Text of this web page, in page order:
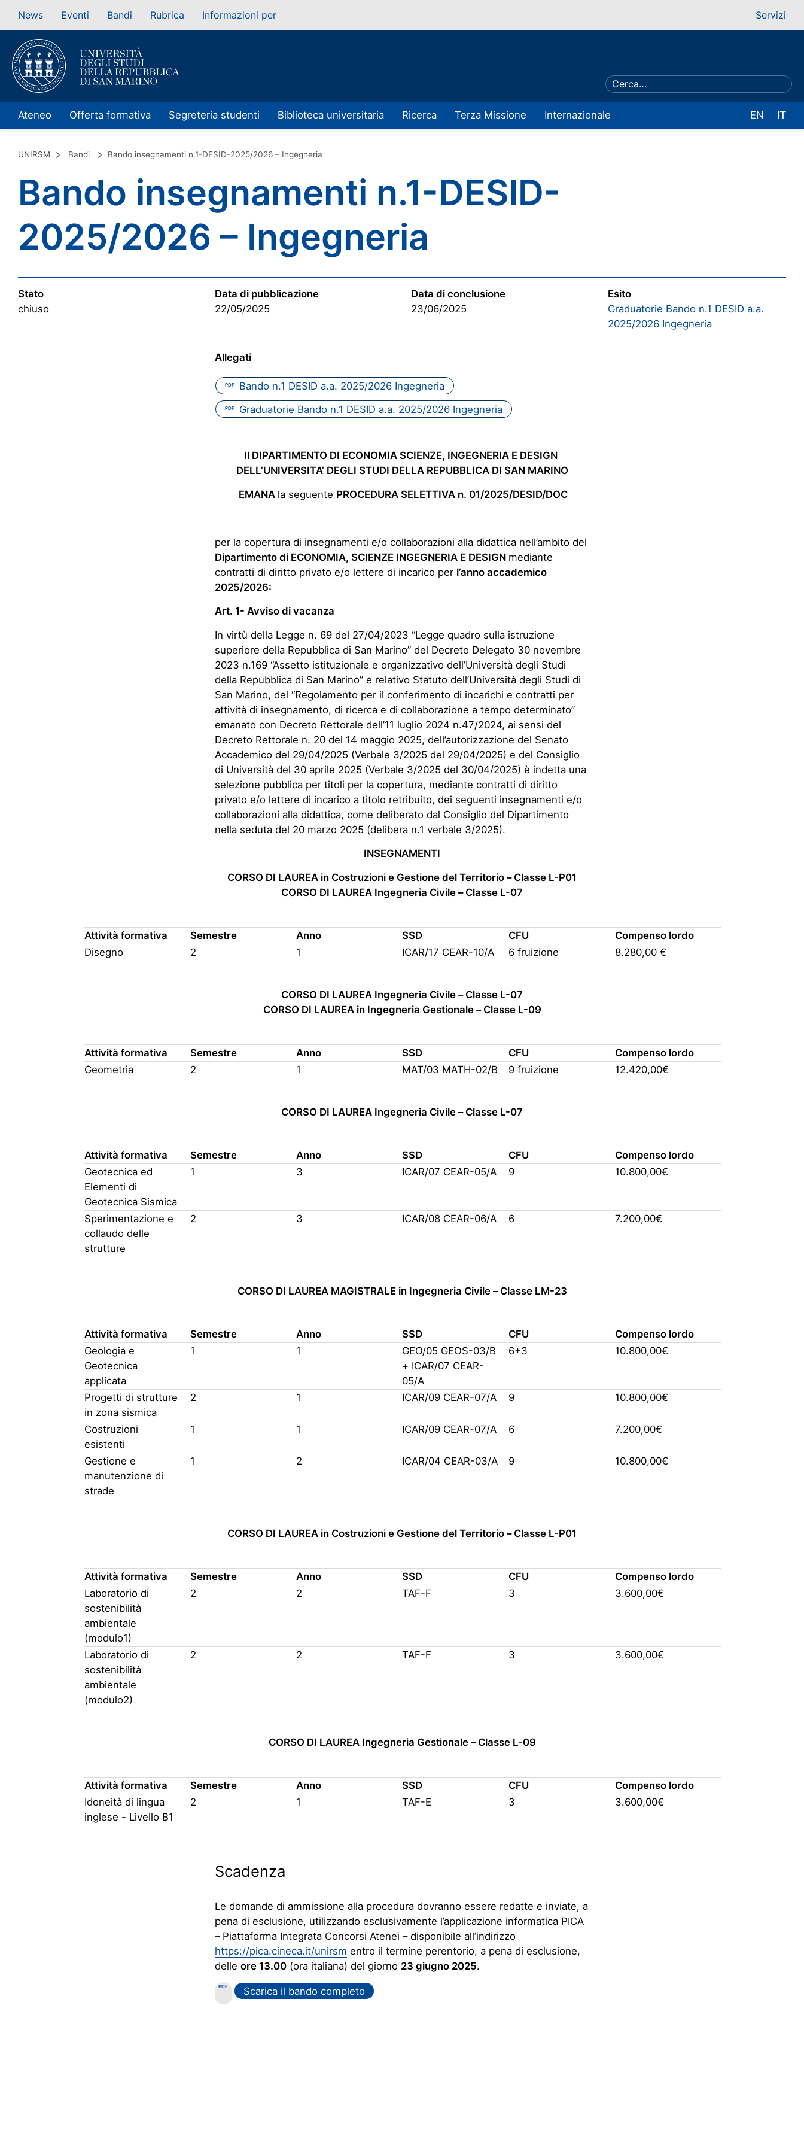
News Eventi Bandi Rubrica Informazioni per Servizi
Ateneo Offerta formativa Segreteria studenti Biblioteca universitaria Ricerca Terza Missione Internazionale EN IT
UNIRSM Bandi Bando insegnamenti n.1-DESID-2025/2026 – Ingegneria
Bando insegnamenti n.1-DESID-
2025/2026 – Ingegneria
Stato
chiuso
Data di pubblicazione
22/05/2025
Data di conclusione
23/06/2025
Esito
Graduatorie Bando n.1 DESID a.a.
2025/2026 Ingegneria
Allegati
PDF Bando n.1 DESID a.a. 2025/2026 Ingegneria
PDF Graduatorie Bando n.1 DESID a.a. 2025/2026 Ingegneria
Il DIPARTIMENTO DI ECONOMIA SCIENZE, INGEGNERIA E DESIGN
DELL’UNIVERSITA’ DEGLI STUDI DELLA REPUBBLICA DI SAN MARINO
EMANA la seguente PROCEDURA SELETTIVA n. 01/2025/DESID/DOC
per la copertura di insegnamenti e/o collaborazioni alla didattica nell’ambito del
Dipartimento di ECONOMIA, SCIENZE INGEGNERIA E DESIGN mediante
contratti di diritto privato e/o lettere di incarico per l’anno accademico
2025/2026:
Art. 1- Avviso di vacanza
In virtù della Legge n. 69 del 27/04/2023 “Legge quadro sulla istruzione
superiore della Repubblica di San Marino” del Decreto Delegato 30 novembre
2023 n.169 “Assetto istituzionale e organizzativo dell’Università degli Studi
della Repubblica di San Marino” e relativo Statuto dell’Università degli Studi di
San Marino, del “Regolamento per il conferimento di incarichi e contratti per
attività di insegnamento, di ricerca e di collaborazione a tempo determinato”
emanato con Decreto Rettorale dell’11 luglio 2024 n.47/2024, ai sensi del
Decreto Rettorale n. 20 del 14 maggio 2025, dell’autorizzazione del Senato
Accademico del 29/04/2025 (Verbale 3/2025 del 29/04/2025) e del Consiglio
di Università del 30 aprile 2025 (Verbale 3/2025 del 30/04/2025) è indetta una
selezione pubblica per titoli per la copertura, mediante contratti di diritto
privato e/o lettere di incarico a titolo retribuito, dei seguenti insegnamenti e/o
collaborazioni alla didattica, come deliberato dal Consiglio del Dipartimento
nella seduta del 20 marzo 2025 (delibera n.1 verbale 3/2025).
INSEGNAMENTI
CORSO DI LAUREA in Costruzioni e Gestione del Territorio – Classe L-P01
CORSO DI LAUREA Ingegneria Civile – Classe L-07
Attività formativa Semestre Anno SSD CFU
Compenso lordo
Disegno
2 1 ICAR/17 CEAR-10/A 6 fruizione 8.280,00 €
CORSO DI LAUREA Ingegneria Civile – Classe L-07
CORSO DI LAUREA in Ingegneria Gestionale – Classe L-09
Attività formativa Semestre Anno SSD CFU
Compenso lordo
Geometria
2 1 MAT/03 MATH-02/B 9 fruizione 12.420,00€
CORSO DI LAUREA Ingegneria Civile – Classe L-07
Attività formativa Semestre Anno SSD CFU
Compenso lordo
Geotecnica ed
Elementi di
Geotecnica Sismica
1 3 ICAR/07 CEAR-05/A 9 10.800,00€
Sperimentazione e
collaudo delle
strutture
2 3 ICAR/08 CEAR-06/A 6 7.200,00€
CORSO DI LAUREA MAGISTRALE in Ingegneria Civile – Classe LM-23
Attività formativa Semestre Anno SSD CFU
Compenso lordo
Geologia e
Geotecnica
applicata
1 1
GEO/05 GEOS-03/B
+ ICAR/07 CEAR-
05/A
6+3 10.800,00€
Progetti di strutture
in zona sismica
2 1 ICAR/09 CEAR-07/A 9 10.800,00€
Costruzioni
esistenti
1 1 ICAR/09 CEAR-07/A 6 7.200,00€
Gestione e
manutenzione di
strade
1 2 ICAR/04 CEAR-03/A 9 10.800,00€
CORSO DI LAUREA in Costruzioni e Gestione del Territorio – Classe L-P01
Attività formativa Semestre Anno SSD CFU
Compenso lordo
Laboratorio di
sostenibilità
ambientale
(modulo1)
2 2 TAF-F 3 3.600,00€
Laboratorio di
sostenibilità
ambientale
(modulo2)
2 2 TAF-F 3 3.600,00€
CORSO DI LAUREA Ingegneria Gestionale – Classe L-09
Attività formativa Semestre Anno SSD CFU
Compenso lordo
Idoneità di lingua
inglese - Livello B1
2 1 TAF-E 3 3.600,00€
Scadenza
Le domande di ammissione alla procedura dovranno essere redatte e inviate, a
pena di esclusione, utilizzando esclusivamente l’applicazione informatica PICA
– Piattaforma Integrata Concorsi Atenei – disponibile all’indirizzo
https://pica.cineca.it/unirsm entro il termine perentorio, a pena di esclusione,
delle ore 13.00(ora italiana) del giorno 23 giugno 2025.
PDF Scarica il bando completo